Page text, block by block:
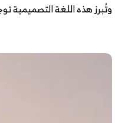
وتُبرز هذه اللغة التصميمية